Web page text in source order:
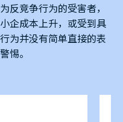
反竞争行为的受害者，
企成本上升，或受到具
为并没有简单直接的表
惕。